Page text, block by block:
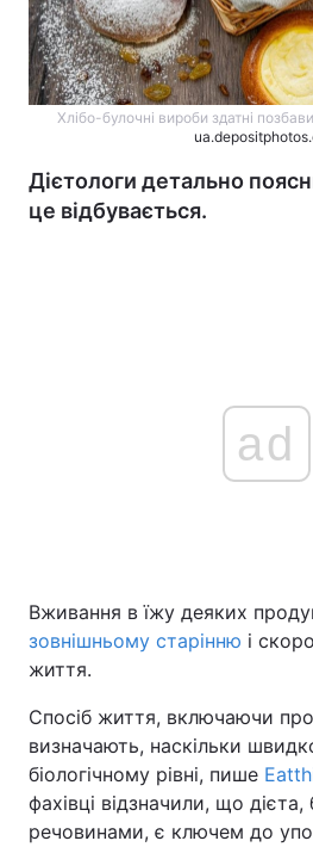
Головна
Україна
Економіка
Спорт
Техно і зв'язок
Хлібо-булочні вироби здатні
Дієтологи детально
це відбувається.
ad
Вживання в їжу деяких
зовнішньому старінню і
життя.
Спосіб життя, включаючи
визначають, наскільки
біологічному рівні, пише
фахівці відзначили, що
речовинами, є ключем до